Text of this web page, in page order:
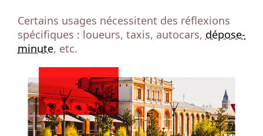
Certains usages nécessitent des réflexions
spécifiques : loueurs, taxis, autocars, dépose-
minute, etc.